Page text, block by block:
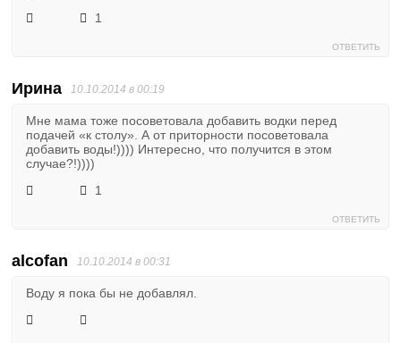
1
ОТВЕТИТЬ
Ирина 10.10.2014 в 00:19
Мне мама тоже посоветовала добавить водки перед
подачей «к столу». А от приторности посоветовала
добавить воды!)))) Интересно, что получится в этом
случае?!))))
1
ОТВЕТИТЬ
alcofan 10.10.2014 в 00:31
Воду я пока бы не добавлял.